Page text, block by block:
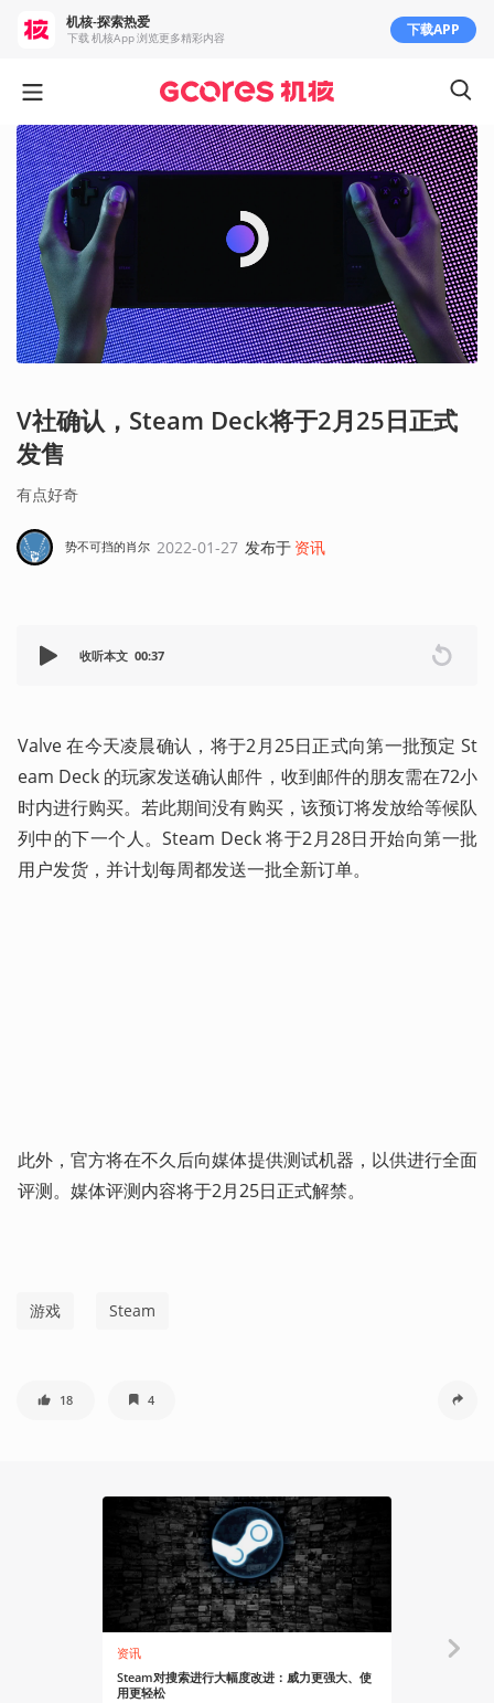
V社确认，Steam Deck将于2月25日正式
发售
有点好奇
势不可挡的肖尔 2022-01-27 发布于 资讯
收听本文 00:37
Valve 在今天凌晨确认，将于2月25日正式向第一批预定 St
eam Deck 的玩家发送确认邮件，收到邮件的朋友需在72小
时内进行购买。若此期间没有购买，该预订将发放给等候队
列中的下一个人。Steam Deck 将于2月28日开始向第一批
用户发货，并计划每周都发送一批全新订单。
此外，官方将在不久后向媒体提供测试机器，以供进行全面
评测。媒体评测内容将于2月25日正式解禁。
游戏 Steam
18 4
资讯
Steam对搜索进行大幅度改进：威力更强大、使
用更轻松
知识挖掘机
机核-探索热爱
下载 机核App 浏览更多精彩内容 下载APP